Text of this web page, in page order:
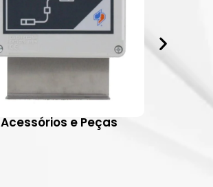
Acessórios e Peças